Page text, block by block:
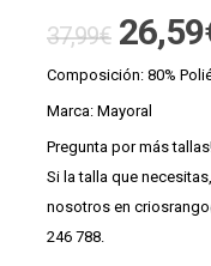
37,99€ El
precio
original
era:
26,59
Composición: 80%
Marca: Mayoral
Pregunta por más
Si la talla que
nosotros en
246 788.